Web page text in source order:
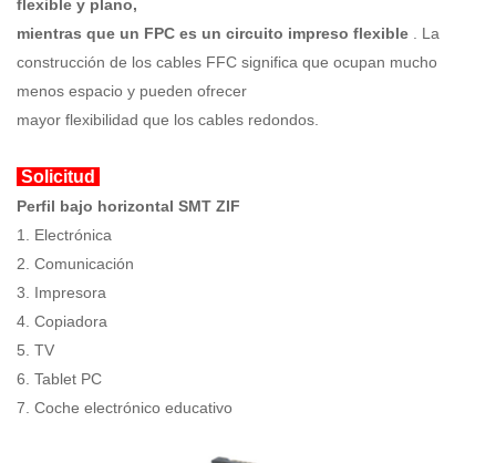
flexible y plano,
mientras que un FPC es un circuito impreso flexible . La
construcción de los cables FFC significa que ocupan mucho
menos espacio y pueden ofrecer
mayor flexibilidad que los cables redondos.
Solicitud
Perfil bajo horizontal SMT ZIF
1. Electrónica
2. Comunicación
3. Impresora
4. Copiadora
5. TV
6. Tablet PC
7. Coche electrónico educativo